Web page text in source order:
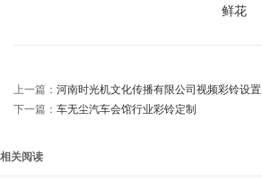
鲜花
上一篇： 河南时光机文化传播有限公司视频彩铃设置
下一篇： 车无尘汽车会馆行业彩铃定制
相关阅读